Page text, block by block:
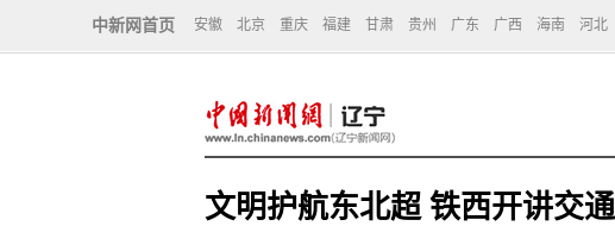
中新网首页 安徽 北京 重庆 福建 甘肃 贵州 广东 广西 海南 河北
文明护航东北超 铁西开讲交